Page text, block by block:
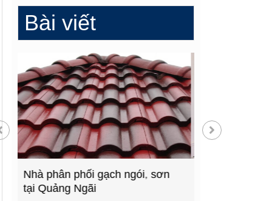
Bài viết
Cửa hàng vật liệu xây dựng
hàng đầu Quảng Ngãi